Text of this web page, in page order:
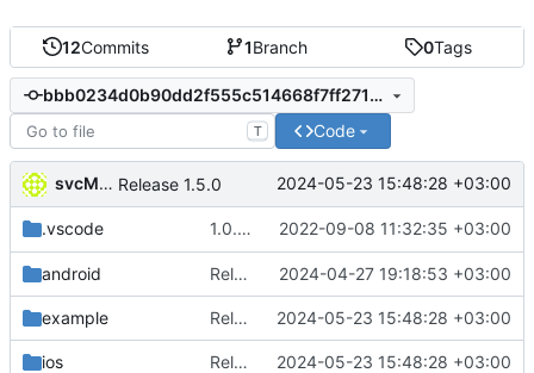
12Commits 1Branch 0Tags
bbb0234d0b90dd2f555c514668f7ff2713134108
T Code
svcMobileCi Release 1.5.0 2024-05-23 15:48:28 +03:00
.vscode 1.0.3: Fixed iOS confirmation flow. Refactored 2022-09-08 11:32:35 +03:00
android Release 1.4.0 2024-04-27 19:18:53 +03:00
example Release 1.5.0 2024-05-23 15:48:28 +03:00
ios Release 1.5.0 2024-05-23 15:48:28 +03:00